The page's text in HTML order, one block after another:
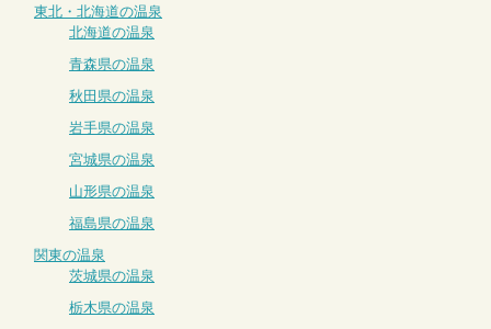
東北・北海道の温泉
北海道の温泉
青森県の温泉
秋田県の温泉
岩手県の温泉
宮城県の温泉
山形県の温泉
福島県の温泉
関東の温泉
茨城県の温泉
栃木県の温泉